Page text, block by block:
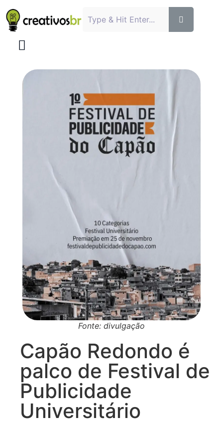
Fonte: divulgação
Capão Redondo é
palco de Festival de
Publicidade
Universitário